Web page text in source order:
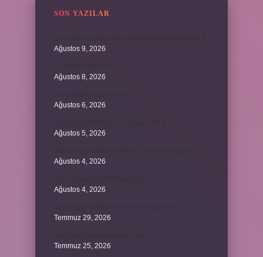
SON YAZILAR
Ağustos 9, 2026
Ağustos 8, 2026
Ağustos 6, 2026
Ağustos 5, 2026
Ağustos 4, 2026
Ağustos 4, 2026
Temmuz 29, 2026
Temmuz 25, 2026